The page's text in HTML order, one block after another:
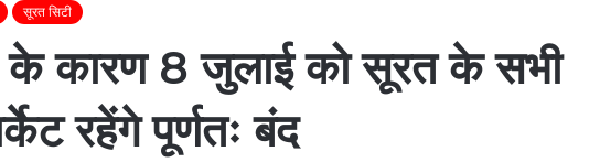
सूरत सिटी
के कारण 8 जुलाई को सूरत के सभी
रहेंगे पूर्णतः बंद